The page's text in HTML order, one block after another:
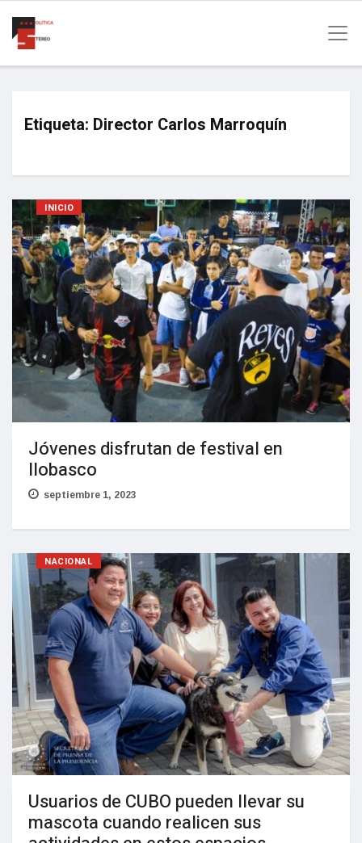
Etiqueta: Director Carlos Marroquín
INICIO
Jóvenes disfrutan de festival en
Ilobasco
septiembre 1, 2023
NACIONAL
Usuarios de CUBO pueden llevar su
mascota cuando realicen sus